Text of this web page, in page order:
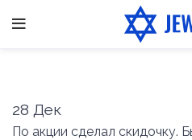
28 Дек
По акции сделал скидочку.